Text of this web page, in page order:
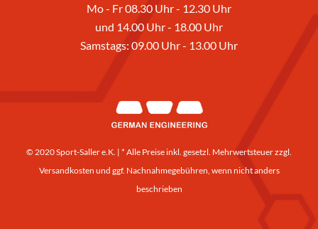
Mo - Fr 08.30 Uhr - 12.30 Uhr
und 14.00 Uhr - 18.00 Uhr
Samstags: 09.00 Uhr - 13.00 Uhr
© 2020 Sport-Saller e.K. | * Alle Preise inkl. gesetzl. Mehrwertsteuer zzgl.
Versandkosten und ggf. Nachnahmegebühren, wenn nicht anders
beschrieben